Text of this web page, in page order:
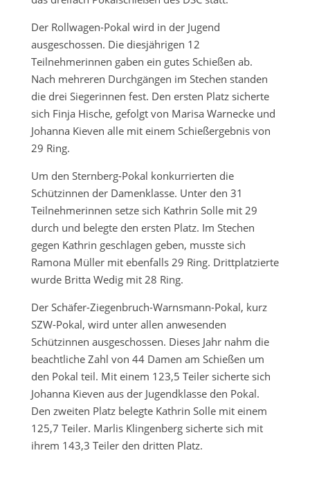
Der Rollwagen-Pokal wird in der Jugend
ausgeschossen. Die diesjährigen 12
Teilnehmerinnen gaben ein gutes Schießen ab.
Nach mehreren Durchgängen im Stechen standen
die drei Siegerinnen fest. Den ersten Platz sicherte
sich Finja Hische, gefolgt von Marisa Warnecke und
Johanna Kieven alle mit einem Schießergebnis von
29 Ring.
Um den Sternberg-Pokal konkurrierten die
Schützinnen der Damenklasse. Unter den 31
Teilnehmerinnen setze sich Kathrin Solle mit 29
durch und belegte den ersten Platz. Im Stechen
gegen Kathrin geschlagen geben, musste sich
Ramona Müller mit ebenfalls 29 Ring. Drittplatzierte
wurde Britta Wedig mit 28 Ring.
Der Schäfer-Ziegenbruch-Warnsmann-Pokal, kurz
SZW-Pokal, wird unter allen anwesenden
Schützinnen ausgeschossen. Dieses Jahr nahm die
beachtliche Zahl von 44 Damen am Schießen um
den Pokal teil. Mit einem 123,5 Teiler sicherte sich
Johanna Kieven aus der Jugendklasse den Pokal.
Den zweiten Platz belegte Kathrin Solle mit einem
125,7 Teiler. Marlis Klingenberg sicherte sich mit
ihrem 143,3 Teiler den dritten Platz.